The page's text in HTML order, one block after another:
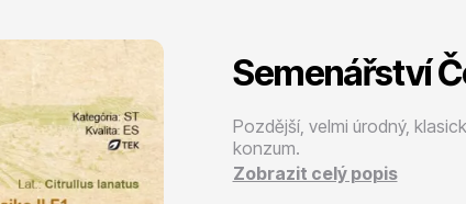
Trvalky
Semenářství
Pozdější, velmi úrodný,
konzum.
Zobrazit celý popis